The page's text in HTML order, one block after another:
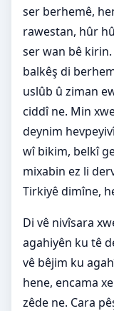
ser berhemê,
rawestan, hûr
ser wan bê
balkêş di
uslûb û ziman
ciddî ne. Min
deynim
wî bikim, belkî
mixabin ez li
Tirkiyê dimîne,
Di vê nivîsara
agahiyên ku tê
vê bêjim ku
hene, encama
zêde ne. Cara